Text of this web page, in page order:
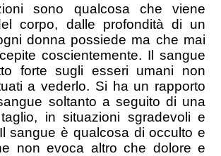
sono qualcosa che viene
corpo, dalle profondità di un
donna possiede ma che mai
coscientemente. Il sangue
forte sugli esseri umani non
a vederlo. Si ha un rapporto
soltanto a seguito di una
in situazioni sgradevoli e
sangue è qualcosa di occulto e
non evoca altro che dolore e